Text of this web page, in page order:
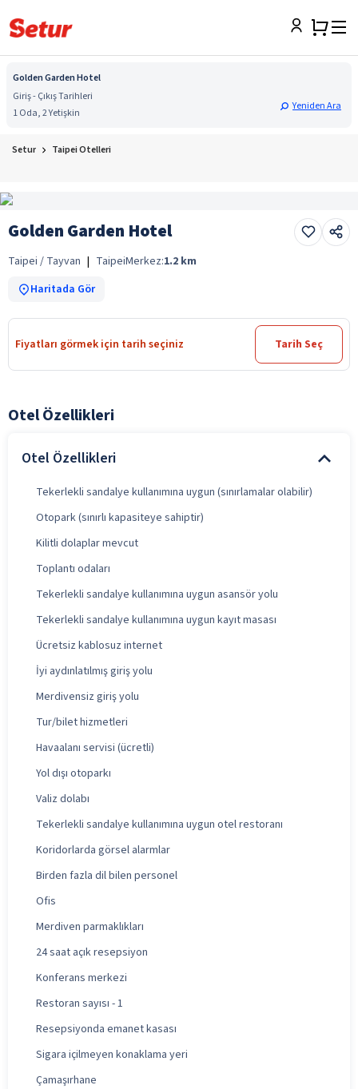
Golden Garden Hotel
Giriş - Çıkış Tarihleri
1 Oda, 2 Yetişkin
Yeniden Ara
Setur Taipei Otelleri
Golden Garden Hotel
Taipei / Tayvan | TaipeiMerkez:1.2 km
Haritada Gör
Fiyatları görmek için tarih seçiniz Tarih Seç
Otel Özellikleri
Otel Özellikleri
Tekerlekli sandalye kullanımına uygun (sınırlamalar olabilir)
Otopark (sınırlı kapasiteye sahiptir)
Kilitli dolaplar mevcut
Toplantı odaları
Tekerlekli sandalye kullanımına uygun asansör yolu
Tekerlekli sandalye kullanımına uygun kayıt masası
Ücretsiz kablosuz internet
İyi aydınlatılmış giriş yolu
Merdivensiz giriş yolu
Tur/bilet hizmetleri
Havaalanı servisi (ücretli)
Yol dışı otoparkı
Valiz dolabı
Tekerlekli sandalye kullanımına uygun otel restoranı
Koridorlarda görsel alarmlar
Birden fazla dil bilen personel
Ofis
Merdiven parmaklıkları
24 saat açık resepsiyon
Konferans merkezi
Restoran sayısı - 1
Resepsiyonda emanet kasası
Sigara içilmeyen konaklama yeri
Çamaşırhane